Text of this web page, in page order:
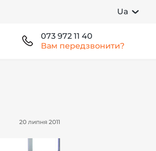
Ua
073 972 11 40
Вам передзвонити?
20 липня 2011